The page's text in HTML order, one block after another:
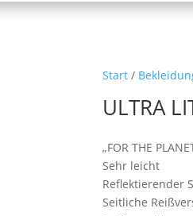
Start /
ULTRA
„FOR THE
Sehr leicht
Reflektierender
Seitliche